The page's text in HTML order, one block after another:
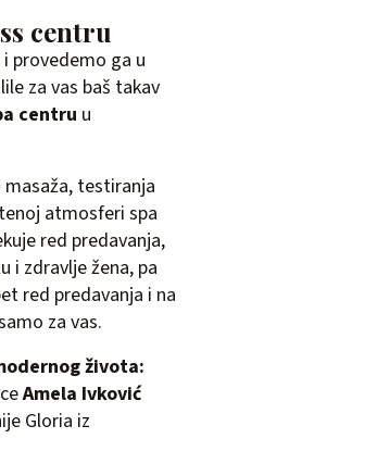
centru
provedemo ga u
za vas baš takav
centru u
testiranja
atmosferi spa
red predavanja,
i zdravlje žena, pa
red predavanja i na
za vas.
života:
Amela Ivković
Gloria iz